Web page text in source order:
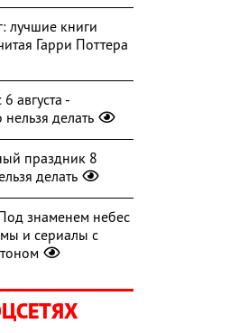
лучшие книги
Гарри Поттера
августа -
делать
праздник 8
делать
знаменем небес
и сериалы с